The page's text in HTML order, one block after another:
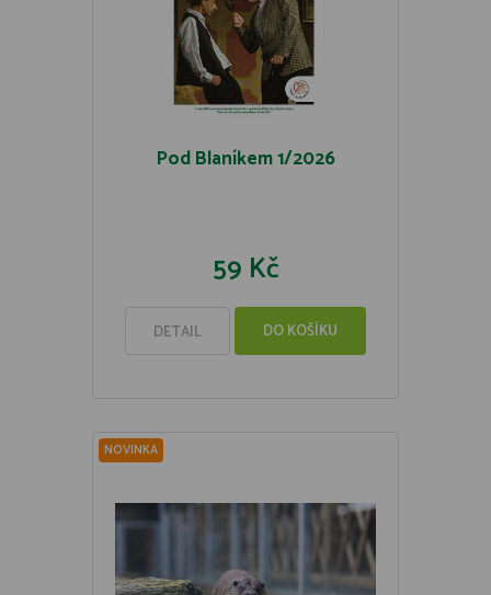
Pod Blaníkem 1/2026
59 Kč
DETAIL DO KOŠÍKU
NOVINKA